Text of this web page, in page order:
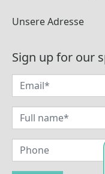
Unsere Adresse
Sign up for our